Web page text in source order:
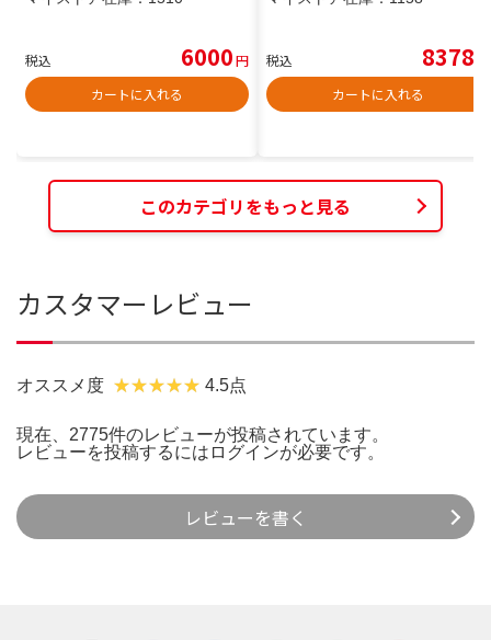
税込 6000円
カートに入れる
税込 8378
カートに入れる
このカテゴリをもっと見る
カスタマーレビュー
オススメ度 4.5点
現在、2775件のレビューが投稿されています。
レビューを投稿するには ログインが必要です。
レビューを書く